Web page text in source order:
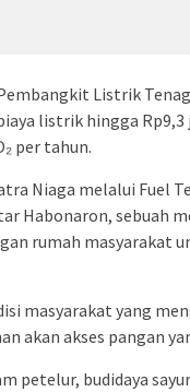
Listrik
listrik hingga
per tahun.
Niaga melalui Fuel
Habonaron, sebuah
rumah masyarakat
masyarakat yang
akan akses pangan
petelur, budidaya